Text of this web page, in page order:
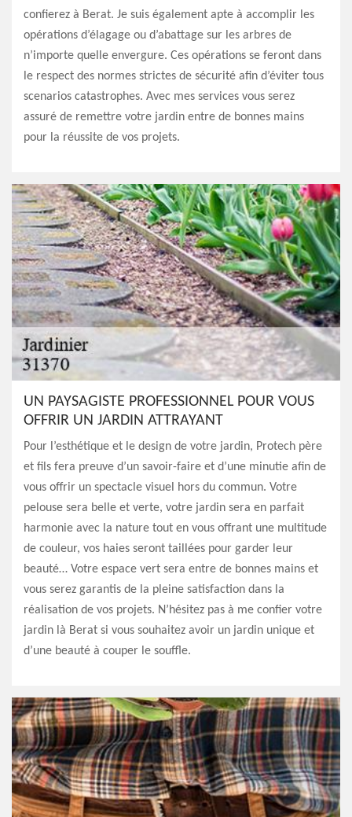
confierez à Berat. Je suis également apte à accomplir les
opérations d’élagage ou d’abattage sur les arbres de
n’importe quelle envergure. Ces opérations se feront dans
le respect des normes strictes de sécurité afin d’éviter tous
scenarios catastrophes. Avec mes services vous serez
assuré de remettre votre jardin entre de bonnes mains
pour la réussite de vos projets.
UN PAYSAGISTE PROFESSIONNEL POUR VOUS
OFFRIR UN JARDIN ATTRAYANT
Pour l’esthétique et le design de votre jardin, Protech père
et fils fera preuve d’un savoir-faire et d’une minutie afin de
vous offrir un spectacle visuel hors du commun. Votre
pelouse sera belle et verte, votre jardin sera en parfait
harmonie avec la nature tout en vous offrant une multitude
de couleur, vos haies seront taillées pour garder leur
beauté… Votre espace vert sera entre de bonnes mains et
vous serez garantis de la pleine satisfaction dans la
réalisation de vos projets. N’hésitez pas à me confier votre
jardin là Berat si vous souhaitez avoir un jardin unique et
d’une beauté à couper le souffle.